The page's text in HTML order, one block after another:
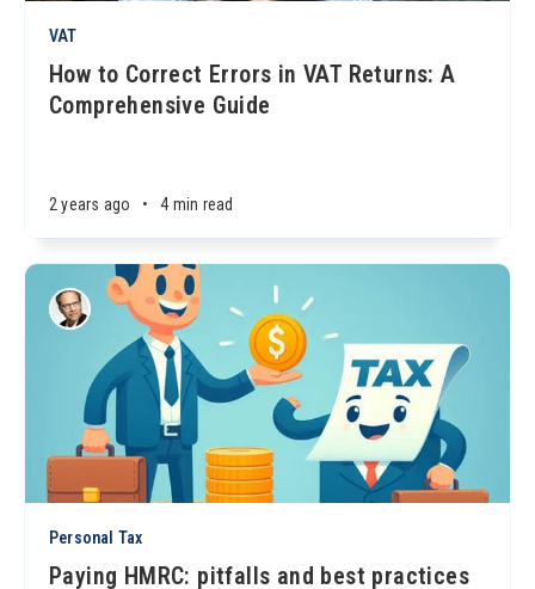
VAT
How to Correct Errors in VAT Returns: A
Comprehensive Guide
2 years ago • 4 min read
Personal Tax
Paying HMRC: pitfalls and best practices